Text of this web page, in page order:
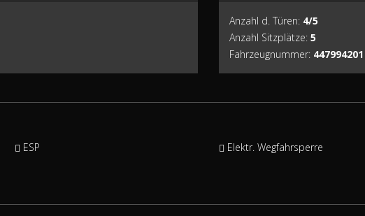
Anzahl d. Türen: 4/5
Anzahl Sitzplätze: 5
Fahrzeugnummer: 447994201
ESP Elektr. Wegfahrsperre